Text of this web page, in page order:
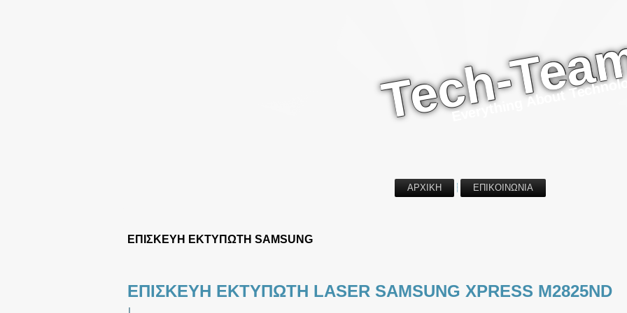
Tech-Everything About Technology
ΑΡΧΙΚΗ ΕΠΙΚΟΙΝΩΝΙΑ
ΕΠΙΣΚΕΥΗ ΕΚΤΥΠΩΤΗ SAMSUNG
ΕΠΙΣΚΕΥΗ ΕΚΤΥΠΩΤΗ LASER SAMSUNG XPRESS M2825ND